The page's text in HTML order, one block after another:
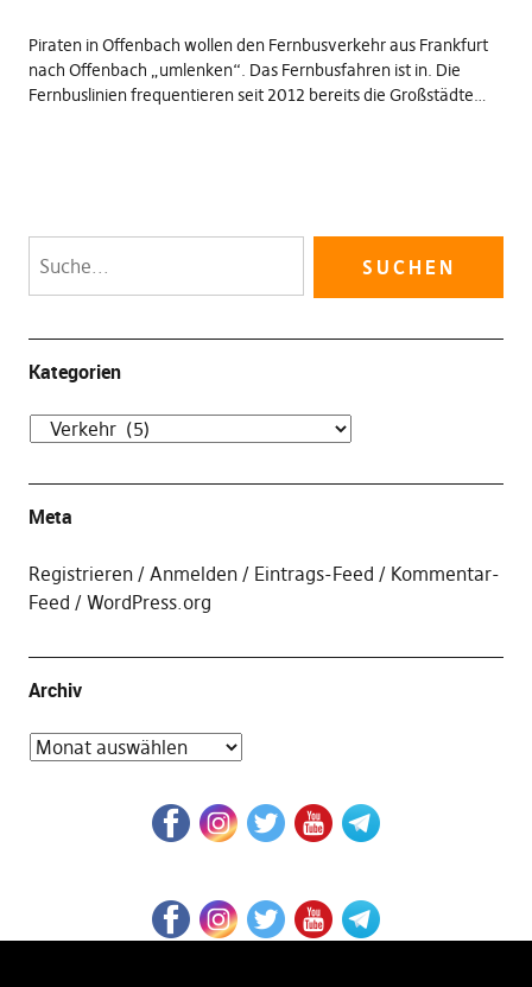
Piraten in Offenbach wollen den Fernbusverkehr aus Frankfurt
nach Offenbach „umlenken“. Das Fernbusfahren ist in. Die
Fernbuslinien frequentieren seit 2012 bereits die Großstädte…
Kategorien
Meta
Registrieren Anmelden Eintrags-Feed
Kommentar-
Feed
WordPress.org
Archiv